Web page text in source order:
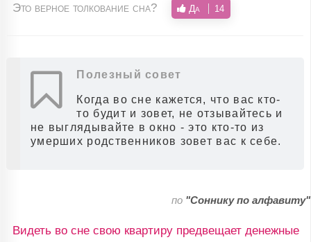
Это верное толкование сна? Да 14
Полезный совет
Когда во сне кажется, что вас кто-
то будит и зовет, не отзывайтесь и
не выглядывайте в окно - это кто-то из
умерших родственников зовет вас к себе.
по "Соннику по алфавиту"
Видеть во сне свою квартиру предвещает денежные